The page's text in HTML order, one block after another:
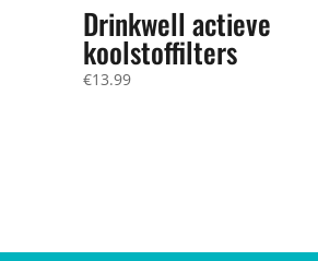
Drinkwell actieve
koolstoffilters
€13.99